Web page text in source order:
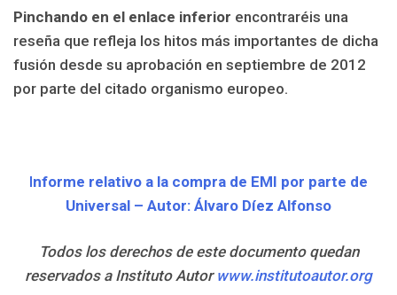
Pinchando en el enlace inferior encontraréis una
reseña que refleja los hitos más importantes de dicha
fusión desde su aprobación en septiembre de 2012
por parte del citado organismo europeo.
Informe relativo a la compra de EMI por parte de
Universal – Autor: Álvaro Díez Alfonso
Todos los derechos de este documento quedan
reservados a Instituto Autor www.institutoautor.org